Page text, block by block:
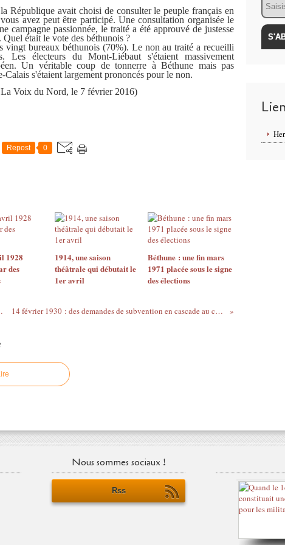
République avait choisi de consulter le peuple français en
avez peut être participé. Une consultation organisée le
campagne passionnée, le traité a été approuvé de justesse
était le vote des béthunois ?
vingt bureaux béthunois (70%). Le non au traité a recueilli
Les électeurs du Mont-Liébaut s'étaient massivement
Un véritable coup de tonnerre à Béthune mais pas
Calais s'étaient largement prononcés pour le non.
Voix du Nord, le 7 février 2016)
Repost 0
1928
des
1914, une saison
théâtrale qui débutait le
1er avril
Béthune : une fin mars
1971 placée sous le signe
des élections
Béthune 14 février 1930 : des demandes de subvention en cascade au conseil municipal
Nous sommes sociaux !
Rss